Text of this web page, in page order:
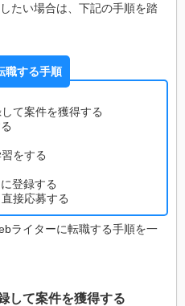
たい場合は、下記の手順を踏
職する手順
て案件を獲得する
をする
登録する
接応募する
ライターに転職する手順を一
して案件を獲得する